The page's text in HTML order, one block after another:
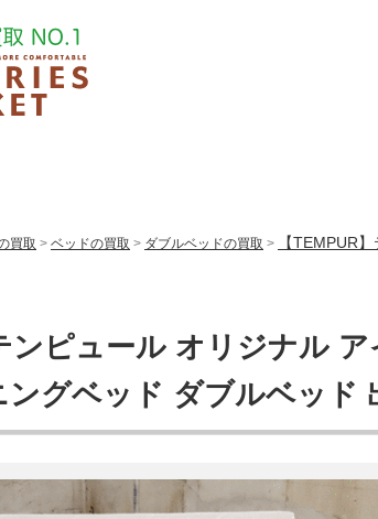
買取 > ベッドの買取 > ダブルベッドの買取 >
【TEMPUR
ンピュール オリジナル
グベッド ダブルベッド